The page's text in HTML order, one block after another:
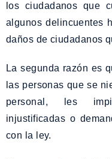
los ciudadanos que
algunos delincuentes
daños de ciudadanos
La segunda razón es
las personas que se
personal, les
injustificadas o
con la ley.